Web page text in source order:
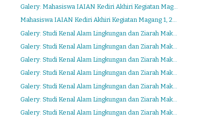
Galery: Mahasiswa IAIAN Kediri Akhiri Kegiatan Mag...
Mahasiswa IAIAN Kediri Akhiri Kegiatan Magang 1, 2...
Galery: Studi Kenal Alam Lingkungan dan Ziarah Mak...
Galery: Studi Kenal Alam Lingkungan dan Ziarah Mak...
Galery: Studi Kenal Alam Lingkungan dan Ziarah Mak...
Galery: Studi Kenal Alam Lingkungan dan Ziarah Mak...
Galery: Studi Kenal Alam Lingkungan dan Ziarah Mak...
Galery: Studi Kenal Alam Lingkungan dan Ziarah Mak...
Galery: Studi Kenal Alam Lingkungan dan Ziarah Mak...